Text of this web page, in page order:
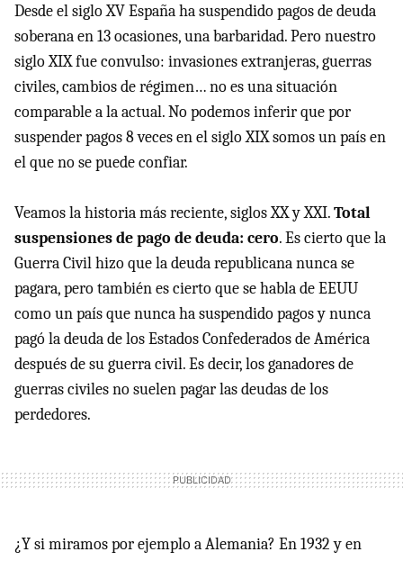
Desde el siglo XV España ha suspendido pagos de deuda
soberana en 13 ocasiones, una barbaridad. Pero nuestro
sigloXIXfue convulso: invasiones extranjeras, guerras
civiles, cambios de régimen… no es una situación
comparable a la actual. No podemos inferir que por
suspender pagos 8 veces en el sigloXIXsomos un país en
el que no se puede confiar.
Veamos la historia más reciente, siglos XX yXXI.Total
suspensiones de pago de deuda: cero. Es cierto que la
Guerra Civil hizo que la deuda republicana nunca se
pagara, pero también es cierto que se habla deEEUU
como un país que nunca ha suspendido pagos y nunca
pagó la deuda de los Estados Confederados de América
después de su guerra civil. Es decir, los ganadores de
guerras civiles no suelen pagar las deudas de los
perdedores.
¿Y si miramos por ejemplo a Alemania? En 1932 y en